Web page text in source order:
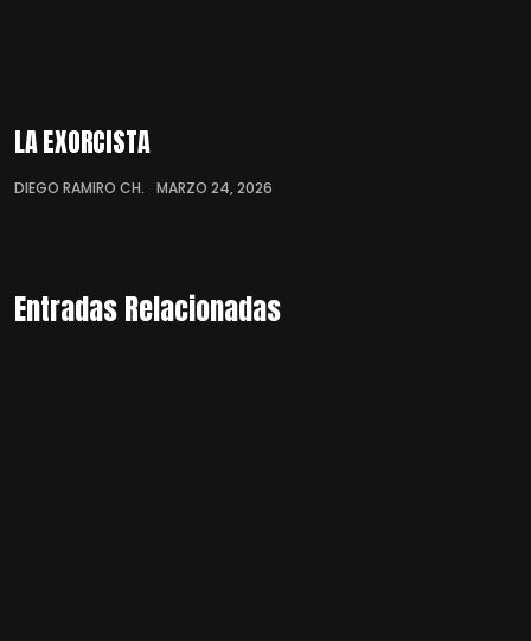
LA EXORCISTA
DIEGO RAMIRO CH. MARZO 24, 2026
Entradas Relacionadas